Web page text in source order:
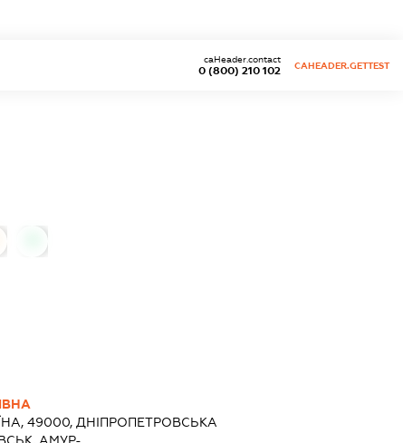
0 (800) 210 102
caHeader.contact
CAHEADER.GETTEST
49000, ДНIПРОПЕТРОВСЬКА